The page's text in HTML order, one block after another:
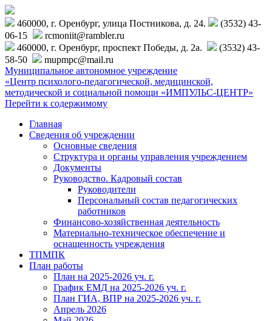
460000, г. Оренбург, улица Постникова, д. 24.
(3532) 43-
06-15
rcmoniit@rambler.ru
460000, г. Оренбург, проспект Победы, д. 2а.
(3532) 43-
58-50
mupmpc@mail.ru
Муниципальное автономное учреждение
«Центр психолого-педагогической, медицинской,
методической и социальной помощи «ИМПУЛЬС-ЦЕНТР»
Перейти к содержимому
Главная
Сведения об учреждении
Основные сведения
Структура и органы управления учреждением
Документы
Руководство. Кадровый состав
Руководители
Персональный состав педагогических
работников
Финансово-хозяйственная деятельность
Материально-техническое обеспечение и
оснащенность учреждения
ТПМПК
План работы
План на 2025-2026 уч. г.
График ЕМД на 2025-2026 уч. г.
План ГИА, ВПР на 2025-2026 уч. г.
Апрель 2026